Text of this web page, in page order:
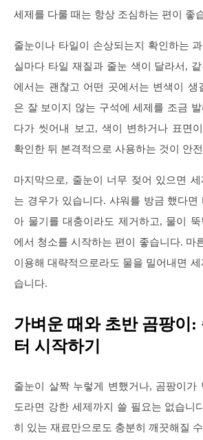
세제를 다룰 때는 항상 조심하는 편이 좋
줄눈이나 타일이 손상되는지 확인하는
실마다 타일 재질과 줄눈 색이 달라서,
에서는 괜찮고 어떤 곳에서는 변색이 생
은 잘 보이지 않는 구석에 세제를 조금
다가 씻어내 보고, 색이 변하거나 표면
확인한 뒤 본격적으로 사용하는 것이 안
마지막으로, 줄눈이 너무 젖어 있으면
는 경우가 있습니다. 샤워를 방금 했다
아 물기를 대충이라도 제거하고, 물이
에서 청소를 시작하는 편이 좋습니다. 마
이용해 대략적으로라도 물을 밀어내면
습니다.
가벼운 때와 초반 곰팡이:
터 시작하기
줄눈이 살짝 누렇게 변했거나, 곰팡이가
도라면 강한 세제까지 쓸 필요는 없습니
히 있는 재료만으로도 충분히 깨끗해질